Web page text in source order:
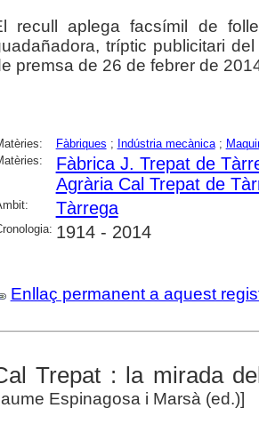
recull aplega facsímil de
tríptic publicitari
premsa de 26 de febrer de
Fàbriques ; Indústria mecànica;
Fàbrica J. Trepat de
Agrària Cal Trepat de
Tàrrega
1914 - 2014
Enllaç permanent a aquest
Trepat : la mirada
Espinagosa i Marsà (ed.)]